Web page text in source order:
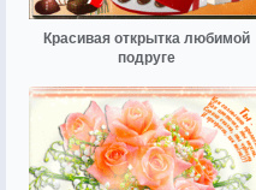
Красивая открытка любимой
подруге